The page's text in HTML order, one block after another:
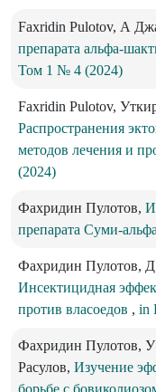
Faxridin Pulotov, А
препарата альфа-
Том 1 № 4 (2024)
Faxridin Pulotov,
Распространения
методов лечения и
(2024)
Фахридин Пулотов,
препарата Суми-альфа
Фахридин Пулотов,
Инсектицидная
против власоедов , in
Фахридин Пулотов,
Расулов, Изучение
борьбе с